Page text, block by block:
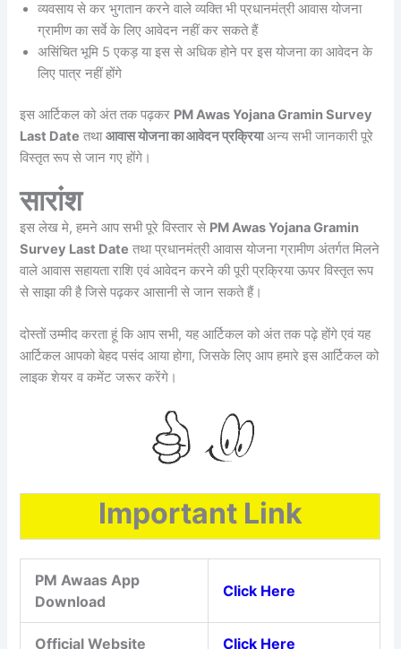
व्यवसाय से कर भुगतान करने वाले व्यक्ति भी प्रधानमंत्री आवास योजना
ग्रामीण का सर्वे के लिए आवेदन नहीं कर सकते हैं
असिंचित भूमि 5 एकड़ या इस से अधिक होने पर इस योजना का आवेदन के
लिए पात्र नहीं होंगे
इस आर्टिकल को अंत तक पढ़कर PM Awas Yojana Gramin Survey
Last Date तथाआवास योजना का आवेदन प्रक्रियाअन्य सभी जानकारी पूरे
विस्तृत रूप से जान गए होंगे।
सारांश
इस लेख मे, हमने आप सभी पूरे विस्तार से PM Awas Yojana Gramin
Survey Last Date तथा प्रधानमंत्री आवास योजना ग्रामीण अंतर्गत मिलने
वाले आवास सहायता राशि एवं आवेदन करने की पूरी प्रक्रिया ऊपर विस्तृत रूप
से साझा की है जिसे पढ़कर आसानी से जान सकते हैं।
दोस्तों उम्मीद करता हूं कि आप सभी, यह आर्टिकल को अंत तक पढ़े होंगे एवं यह
आर्टिकल आपको बेहद पसंद आया होगा, जिसके लिए आप हमारे इस आर्टिकल को
लाइक शेयर व कमेंट जरूर करेंगे।
Important Link
PM Awaas App
Download
Click Here
Official Website Click Here